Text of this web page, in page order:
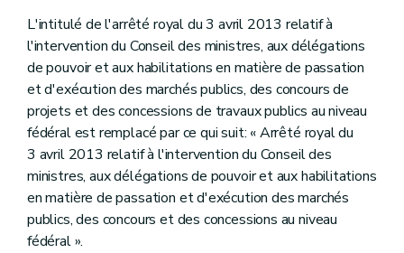
L'intitulé de l'arrêté royal du 3 avril 2013 relatif à
l'intervention du Conseil des ministres, aux délégations
de pouvoir et aux habilitations en matière de passation
et d'exécution des marchés publics, des concours de
projets et des concessions de travaux publics au niveau
fédéral est remplacé par ce qui suit: « Arrêté royal du
3 avril 2013 relatif à l'intervention du Conseil des
ministres, aux délégations de pouvoir et aux habilitations
en matière de passation et d'exécution des marchés
publics, des concours et des concessions au niveau
fédéral ».